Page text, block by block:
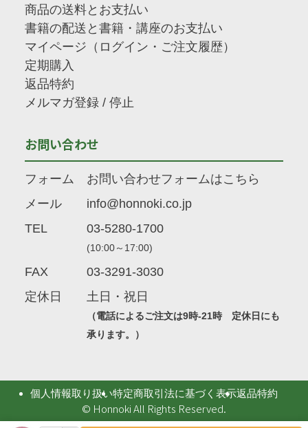
商品の送料とお支払い
書籍の配送と書籍・講座のお支払い
マイページ（ログイン・ご注文履歴）
定期購入
返品特約
メルマガ登録 / 停止
お問い合わせ
フォーム
お問い合わせフォームはこちら
メール
info@honnoki.co.jp
TEL
03-5280-1700
(10:00～17:00)
FAX
03-3291-3030
定休日
土日・祝日
（電話によるご注文は9時-21時 定休日にも
承ります。）
© Honnoki All Rights Reserved.
個人情報取り扱い特定商取引法に基づく表示返品特約